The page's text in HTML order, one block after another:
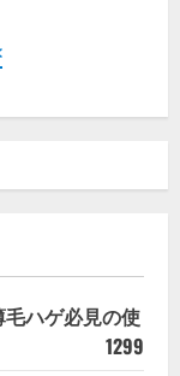
毛ハゲ必見の使
1299